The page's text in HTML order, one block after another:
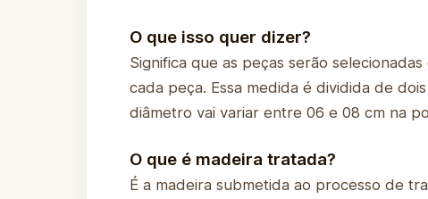
O que isso quer dizer?
Significa que as peças serão
cada peça. Essa medida é dividida de
diâmetro vai variar entre 06 e 08 cm na
O que é madeira tratada?
É a madeira submetida ao processo de